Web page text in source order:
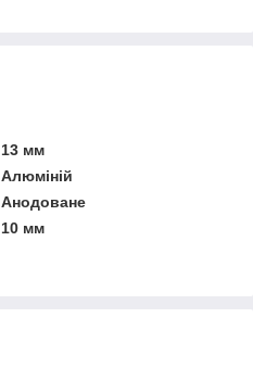
13 мм
Алюміній
Анодоване
10 мм